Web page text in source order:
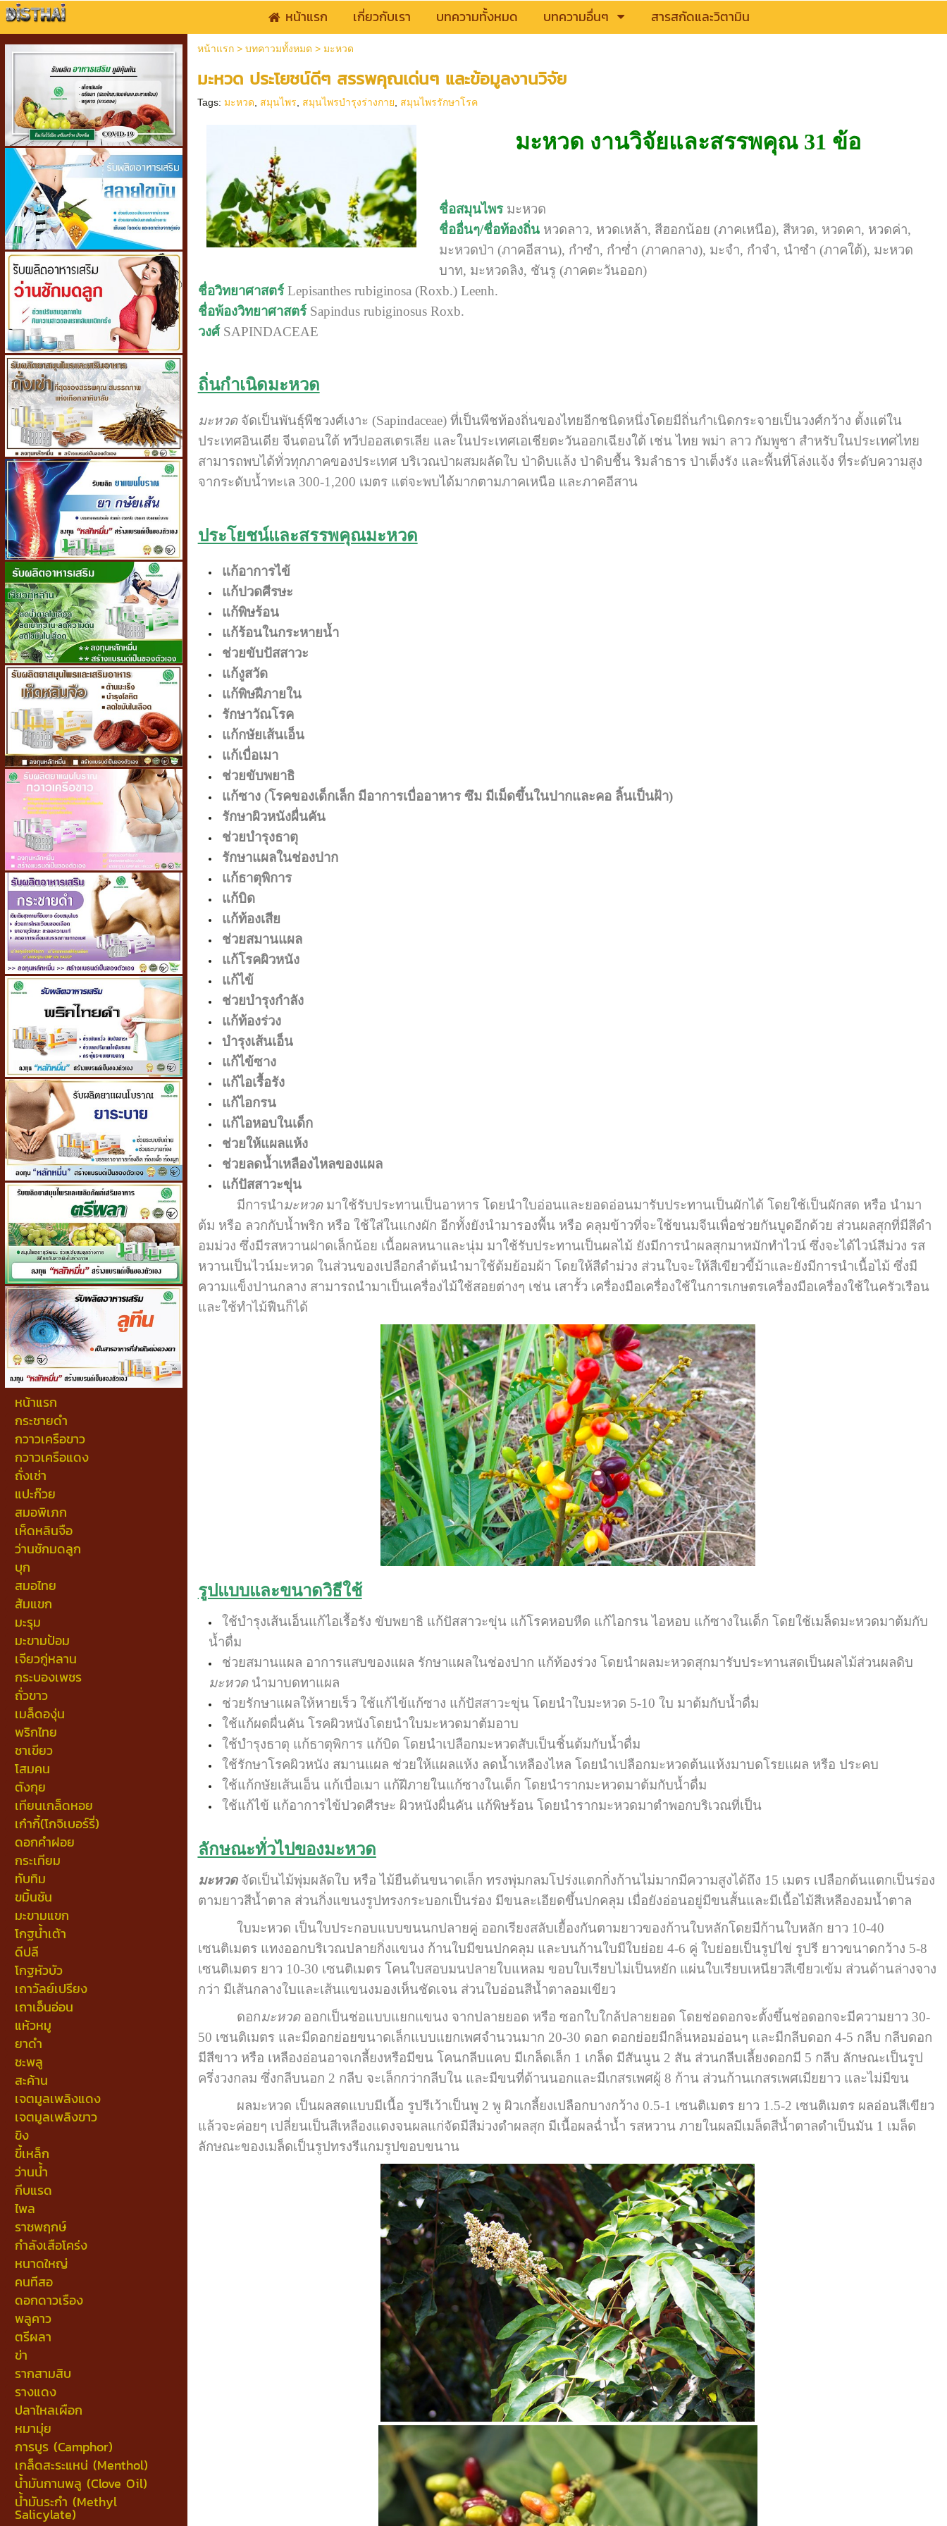
หน้าแรก เกี่ยวกับเรา บทความทั้งหมด บทความอื่นๆ สารสกัดและวิตามิน
หน้าแรก
กระชายดำ
กวาวเครือขาว
กวาวเครือแดง
ถั่งเช่า
แปะก๊วย
สมอพิเภก
เห็ดหลินจือ
ว่านชักมดลูก
บุก
สมอไทย
ส้มแขก
มะรุม
มะขามป้อม
เจียวกู่หลาน
กระบองเพชร
ถั่วขาว
เมล็ดองุ่น
พริกไทย
ชาเขียว
โสมคน
ตังกุย
เทียนเกล็ดหอย
เก๋ากี้(โกจิเบอร์รี่)
ดอกคำฝอย
กระเทียม
ทับทิม
ขมิ้นชัน
มะขามแขก
โกฐน้ำเต้า
ดีปลี
โกฐหัวบัว
เถาวัลย์เปรียง
เถาเอ็นอ่อน
แห้วหมู
ยาดำ
ชะพลู
สะค้าน
เจตมูลเพลิงแดง
เจตมูลเพลิงขาว
ขิง
ขี้เหล็ก
ว่านน้ำ
กีบแรด
ไพล
ราชพฤกษ์
กำลังเสือโคร่ง
หนาดใหญ่
คนทีสอ
ดอกดาวเรือง
พลูคาว
ตรีผลา
ข่า
รากสามสิบ
รางแดง
ปลาไหลเผือก
หมามุ่ย
การบูร (Camphor)
เกล็ดสะระแหน่ (Menthol)
น้ำมันกานพลู (Clove Oil)
น้ำมันระกำ (Methyl
Salicylate)
หน้าแรก> บทคาวมทั้งหมด > มะหวด
มะหวด ประโยชน์ดีๆ สรรพคุณเด่นๆ และข้อมูลงานวิจัย
Tags:มะหวด สมุนไพร สมุนไพรบำรุงร่างกาย สมุนไพรรักษาโรค
มะหวด งานวิจัยและสรรพคุณ 31 ข้อ
ชื่อสมุนไพรมะหวด
ชื่ออื่นๆ/ชื่อท้องถิ่นหวดลาว, หวดเหล้า, สีฮอกน้อย (ภาคเหนือ), สีหวด, หวดคา, หวดค่า,
มะหวดป่า (ภาคอีสาน), กำซำ, กำซ่ำ (ภาคกลาง), มะจำ, กำจำ, นำซำ (ภาคใต้), มะหวด
บาท, มะหวดลิง, ชันรู (ภาคตะวันออก)
ชื่อวิทยาศาสตร์Lepisanthes rubiginosa (Roxb.) Leenh.
ชื่อพ้องวิทยาศาสตร์Sapindus rubiginosus Roxb.
วงศ์SAPINDACEAE
ถิ่นกำเนิดมะหวด
มะหวดจัดเป็นพันธุ์พืชวงศ์เงาะ (Sapindaceae) ที่เป็นพืชท้องถิ่นของไทยอีกชนิดหนึ่งโดยมีถิ่นกำเนิดกระจายเป็นวงศ์กว้าง ตั้งแต่ใน
ประเทศอินเดีย จีนตอนใต้ ทวีปออสเตรเลีย และในประเทศเอเชียตะวันออกเฉียงใต้ เช่น ไทย พม่า ลาว กัมพูชา สำหรับในประเทศไทย
สามารถพบได้ทั่วทุกภาคของประเทศ บริเวณป่าผสมผลัดใบ ป่าดิบแล้ง ป่าดิบชื้น ริมลำธาร ป่าเต็งรัง และพื้นที่โล่งแจ้ง ที่ระดับความสูง
จากระดับน้ำทะเล 300-1,200 เมตร แต่จะพบได้มากตามภาคเหนือ และภาคอีสาน
ประโยชน์และสรรพคุณมะหวด
แก้อาการไข้
แก้ปวดศีรษะ
แก้พิษร้อน
แก้ร้อนในกระหายน้ำ
ช่วยขับปัสสาวะ
แก้งูสวัด
แก้พิษฝีภายใน
รักษาวัณโรค
แก้กษัยเส้นเอ็น
แก้เบื่อเมา
ช่วยขับพยาธิ
แก้ซาง (โรคของเด็กเล็ก มีอาการเบื่ออาหาร ซึม มีเม็ดขึ้นในปากและคอ ลิ้นเป็นฝ้า)
รักษาผิวหนังผื่นคัน
ช่วยบำรุงธาตุ
รักษาแผลในช่องปาก
แก้ธาตุพิการ
แก้บิด
แก้ท้องเสีย
ช่วยสมานแผล
แก้โรคผิวหนัง
แก้ไข้
ช่วยบำรุงกำลัง
แก้ท้องร่วง
บำรุงเส้นเอ็น
แก้ไข้ซาง
แก้ไอเรื้อรัง
แก้ไอกรน
แก้ไอหอบในเด็ก
ช่วยให้แผลแห้ง
ช่วยลดน้ำเหลืองไหลของแผล
แก้ปัสสาวะขุ่น
มีการนำมะหวดมาใช้รับประทานเป็นอาหาร โดยนำใบอ่อนและยอดอ่อนมารับประทานเป็นผักได้ โดยใช้เป็นผักสด หรือ นำมา
ต้ม หรือ ลวกกับน้ำพริก หรือ ใช้ใส่ในแกงผัก อีกทั้งยังนำมารองพื้น หรือ คลุมข้าวที่จะใช้ขนมจีนเพื่อช่วยกันบูดอีกด้วย ส่วนผลสุกที่มีสีดำ
อมม่วง ซึ่งมีรสหวานฝาดเล็กน้อย เนื้อผลหนาและนุ่ม มาใช้รับประทานเป็นผลไม้ ยังมีการนำผลสุกมาหมักทำไวน์ ซึ่งจะได้ไวน์สีม่วง รส
หวานเป็นไวน์มะหวด ในส่วนของเปลือกลำต้นนำมาใช้ต้มย้อมผ้า โดยให้สีดำม่วง ส่วนใบจะให้สีเขียวขี้ม้าและยังมีการนำเนื้อไม้ ซึ่งมี
ความแข็งปานกลาง สามารถนำมาเป็นเครื่องไม้ใช้สอยต่างๆ เช่น เสารั้ว เครื่องมือเครื่องใช้ในการเกษตรเครื่องมือเครื่องใช้ในครัวเรือน
และใช้ทำไม้ฟืนก็ได้
รูปแบบและขนาดวิธีใช้
ใช้บำรุงเส้นเอ็นแก้ไอเรื้อรัง ขับพยาธิ แก้ปัสสาวะขุ่น แก้โรคหอบหืด แก้ไอกรน ไอหอบ แก้ซางในเด็ก โดยใช้เมล็ดมะหวดมาต้มกับ
น้ำดื่ม
ช่วยสมานแผล อาการแสบของแผล รักษาแผลในช่องปาก แก้ท้องร่วง โดยนำผลมะหวดสุกมารับประทานสดเป็นผลไม้ส่วนผลดิบ
มะหวดนำมาบดทาแผล
ช่วยรักษาแผลให้หายเร็ว ใช้แก้ไข้แก้ซาง แก้ปัสสาวะขุ่น โดยนำใบมะหวด 5-10 ใบ มาต้มกับน้ำดื่ม
ใช้แก้ผดผื่นคัน โรคผิวหนังโดยนำใบมะหวดมาต้มอาบ
ใช้บำรุงธาตุ แก้ธาตุพิการ แก้บิด โดยนำเปลือกมะหวดสับเป็นชิ้นต้มกับน้ำดื่ม
ใช้รักษาโรคผิวหนัง สมานแผล ช่วยให้แผลแห้ง ลดน้ำเหลืองไหล โดยนำเปลือกมะหวดต้นแห้งมาบดโรยแผล หรือ ประคบ
ใช้แก้กษัยเส้นเอ็น แก้เบื่อเมา แก้ฝีภายในแก้ซางในเด็ก โดยนำรากมะหวดมาต้มกับน้ำดื่ม
ใช้แก้ไข้ แก้อาการไข้ปวดศีรษะ ผิวหนังผื่นคัน แก้พิษร้อน โดยนำรากมะหวดมาตำพอกบริเวณที่เป็น
ลักษณะทั่วไปของมะหวด
มะหวดจัดเป็นไม้พุ่มผลัดใบ หรือ ไม้ยืนต้นขนาดเล็ก ทรงพุ่มกลมโปร่งแตกกิ่งก้านไม่มากมีความสูงได้ถึง 15 เมตร เปลือกต้นแตกเป็นร่อง
ตามยาวสีน้ำตาล ส่วนกิ่งแขนงรูปทรงกระบอกเป็นร่อง มีขนละเอียดขึ้นปกคลุม เมื่อยังอ่อนอยู่มีขนสั้นและมีเนื้อไม้สีเหลืองอมน้ำตาล
ใบมะหวด เป็นใบประกอบแบบขนนกปลายคู่ ออกเรียงสลับเยื้องกันตามยาวของก้านใบหลักโดยมีก้านใบหลัก ยาว 10-40
เซนติเมตร แทงออกบริเวณปลายกิ่งแขนง ก้านใบมีขนปกคลุม และบนก้านใบมีใบย่อย 4-6 คู่ ใบย่อยเป็นรูปไข่ รูปรี ยาวขนาดกว้าง 5-8
เซนติเมตร ยาว 10-30 เซนติเมตร โคนใบสอบมนปลายใบแหลม ขอบใบเรียบไม่เป็นหยัก แผ่นใบเรียบเหนียวสีเขียวเข้ม ส่วนด้านล่างจาง
กว่า มีเส้นกลางใบและเส้นแขนงมองเห็นชัดเจน ส่วนใบอ่อนสีน้ำตาลอมเขียว
ดอกมะหวดออกเป็นช่อแบบแยกแขนง จากปลายยอด หรือ ซอกใบใกล้ปลายยอด โดยช่อดอกจะตั้งขึ้นช่อดอกจะมีความยาว 30-
50 เซนติเมตร และมีดอกย่อยขนาดเล็กแบบแยกเพศจำนวนมาก 20-30 ดอก ดอกย่อยมีกลิ่นหอมอ่อนๆ และมีกลีบดอก 4-5 กลีบ กลีบดอก
มีสีขาว หรือ เหลืองอ่อนอาจเกลี้ยงหรือมีขน โคนกลีบแคบ มีเกล็ดเล็ก 1 เกล็ด มีสันนูน 2 สัน ส่วนกลีบเลี้ยงดอกมี 5 กลีบ ลักษณะเป็นรูป
ครึ่งวงกลม ซึ่งกลีบนอก 2 กลีบ จะเล็กกว่ากลีบใน และมีขนที่ด้านนอกและมีเกสรเพศผู้ 8 ก้าน ส่วนก้านเกสรเพศเมียยาว และไม่มีขน
ผลมะหวด เป็นผลสดแบบมีเนื้อ รูปรีเว้าเป็นพู 2 พู ผิวเกลี้ยงเปลือกบางกว้าง 0.5-1 เซนติเมตร ยาว 1.5-2 เซนติเมตร ผลอ่อนสีเขียว
แล้วจะค่อยๆ เปลี่ยนเป็นสีเหลืองแดงจนผลแก่จัดมีสีม่วงดำผลสุก มีเนื้อผลฉ่ำน้ำ รสหวาน ภายในผลมีเมล็ดสีน้ำตาลดำเป็นมัน 1 เมล็ด
ลักษณะของเมล็ดเป็นรูปทรงรีแกมรูปขอบขนาน